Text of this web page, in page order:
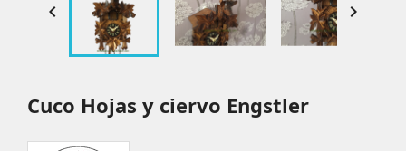
 
Cuco Hojas y ciervo Engstler